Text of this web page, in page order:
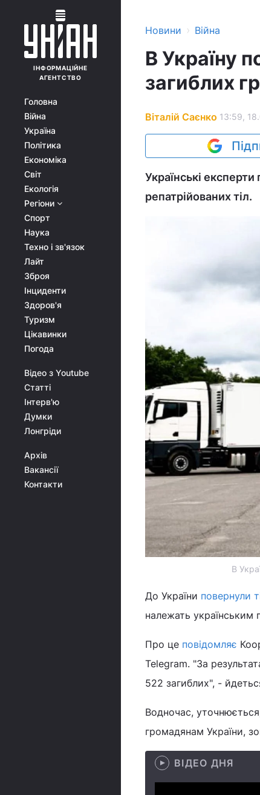
ІНФОРМАЦІЙНЕ
АГЕНТСТВО
Головна
Війна
Україна
Політика
Економіка
Світ
Екологія
Регіони
Спорт
Наука
Техно і зв'язок
Лайт
Зброя
Інциденти
Здоров'я
Туризм
Цікавинки
Погода
Відео з Youtube
Статті
Інтерв'ю
Думки
Лонгріди
Архів
Вакансії
Контакти
Новини › Війна
В Україну
загиблих
Віталій Саєнко 13:59,
Українські
репатрійованих тіл.
В
До України повернули
належать українським
Про це повідомляє
Telegram. "За
522 загиблих", -
Водночас,
громадянам України,
ВІДЕО ДНЯ